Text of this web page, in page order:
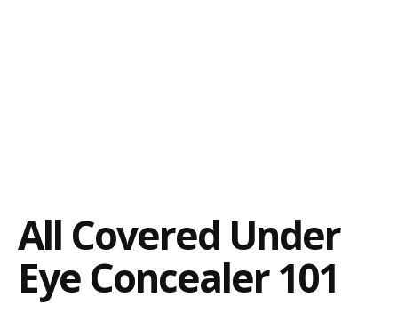
All Covered Under
Eye Concealer 101